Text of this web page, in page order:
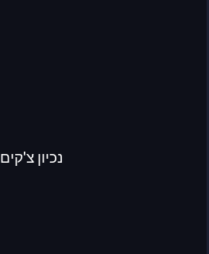
נכיון צ'קים